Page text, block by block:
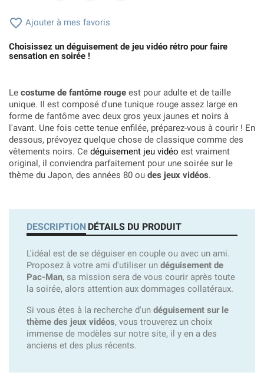
 Ajouter à mes favoris
Choisissez un déguisement de jeu vidéo rétro pour faire
sensation en soirée !
Le costume de fantôme rouge est pour adulte et de taille
unique. Il est composé d'une tunique rouge assez large en
forme de fantôme avec deux gros yeux jaunes et noirs à
l'avant. Une fois cette tenue enfilée, préparez-vous à courir ! En
dessous, prévoyez quelque chose de classique comme des
vêtements noirs. Ce déguisement jeu vidéo est vraiment
original, il conviendra parfaitement pour une soirée sur le
thème du Japon, des années 80 ou des jeux vidéos.
DESCRIPTION DÉTAILS DU PRODUIT
L'idéal est de se déguiser en couple ou avec un ami.
Proposez à votre ami d'utiliser un déguisement de
Pac-Man, sa mission sera de vous courir après toute
la soirée, alors attention aux dommages collatéraux.
Si vous êtes à la recherche d'un déguisement sur le
thème des jeux vidéos, vous trouverez un choix
immense de modèles sur notre site, il y en a des
anciens et des plus récents.